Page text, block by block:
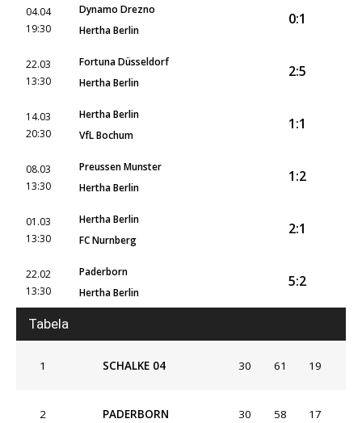
04.04
19:30
Dynamo Drezno
Hertha Berlin
0:1
22.03
13:30
Fortuna Düsseldorf
Hertha Berlin
2:5
14.03
20:30
Hertha Berlin
VfL Bochum
1:1
08.03
13:30
Preussen Munster
Hertha Berlin
1:2
01.03
13:30
Hertha Berlin
FC Nurnberg
2:1
22.02
13:30
Paderborn
Hertha Berlin
5:2
Tabela
1 SCHALKE 04 30 61 19
2 PADERBORN 30 58 17